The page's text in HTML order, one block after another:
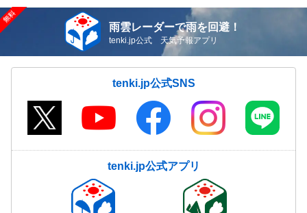
雨雲レーダーで雨を回避！
tenki.jp公式 天気予報アプリ
tenki.jp公式SNS
tenki.jp公式アプリ